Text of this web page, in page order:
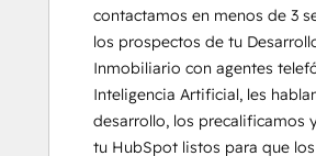
contactamos en menos de 3
los prospectos de tu
Inmobiliario con agentes
Inteligencia Artificial, les
desarrollo, los precalificamos
tu HubSpot listos para que